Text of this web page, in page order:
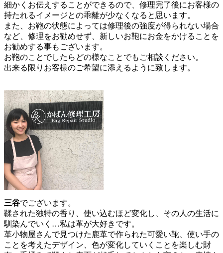
細かくお伝えすることができるので、修理完了後にお客様の
持たれるイメージとの乖離が少なくなると思います。
また、お鞄の状態によっては修理後の強度が得られない場合
など、修理をお勧めせず、新しいお鞄にお金をかけることを
お勧めする事もございます。
お鞄のことでしたらどの様なことでもご相談ください。
出来る限りお客様のご希望に添えるように致します。
三谷でございます。
鞣された独特の香り、使い込むほど変化し、その人の生活に
馴染んでいく…私は革が大好きです。
革小物屋さんで見つけた鹿革で作られた可愛い靴、使い手の
ことを考えたデザイン、色が変化していくことを楽しむ財